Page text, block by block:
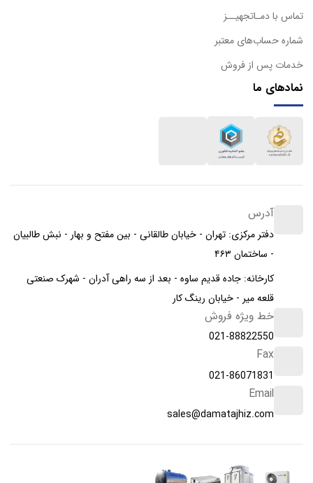
تماس با دمـاتجهیــز
شماره حساب‌های معتبر
خدمات پس از فروش
نمادهای ما
آدرس
دفتر مرکزی: تهران - خیابان طالقانی - بین مفتح و بهار - نبش طالبیان
- ساختمان ۴۶۳
کارخانه: جاده قدیم ساوه - بعد از سه راهی آدران - شهرک صنعتی
قلعه میر - خیابان رینگ کار
خط ویژه فروش
021-88822550
Fax
021-86071831
Email
sales@damatajhiz.com